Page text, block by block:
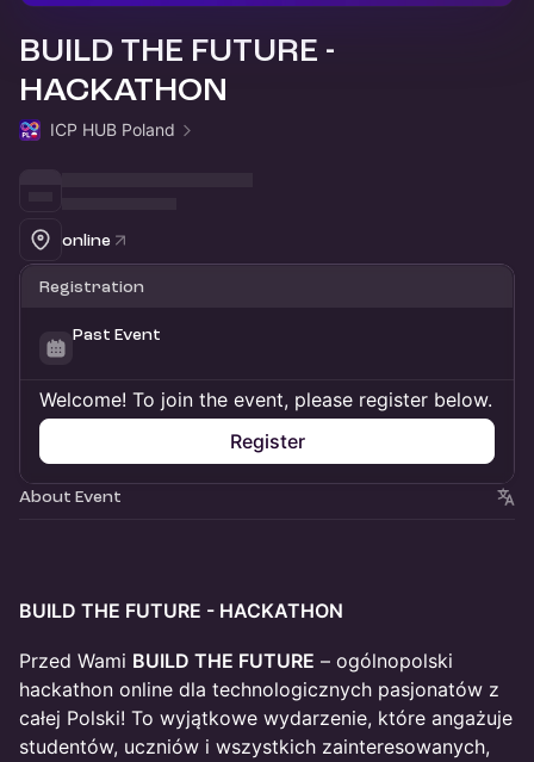
BUILD THE FUTURE -
HACKATHON
ICP HUB Poland
online
Registration
Past Event
Welcome! To join the event, please register below.
Register
About Event
BUILD THE FUTURE - HACKATHON
Przed Wami BUILD THE FUTURE – ogólnopolski
hackathon online dla technologicznych pasjonatów z
całej Polski! To wyjątkowe wydarzenie, które angażuje
studentów, uczniów i wszystkich zainteresowanych,